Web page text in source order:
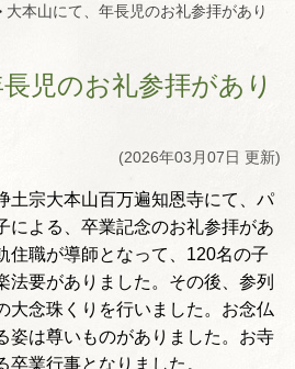
大本山にて、年長児のお礼参拝があり
児のお礼参拝があり
(2026年03月07日 更新)
土宗大本山百万遍知恩寺にて、パ
による、卒業記念のお礼参拝があ
住職が導師となって、 120名の子
法要がありました。その後、参列
大念珠くりを行いました。 お念仏
は尊いものがありました。 お寺
業行事となりました。